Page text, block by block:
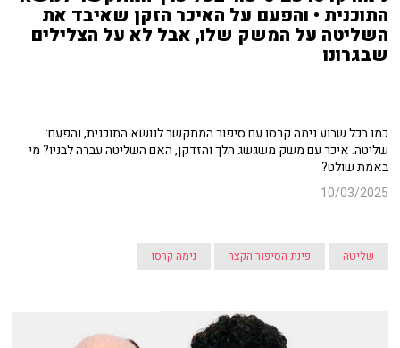
התוכנית • והפעם על האיכר הזקן שאיבד את
השליטה על המשק שלו, אבל לא על הצלילים
שבגרונו
כמו בכל שבוע נימה קרסו עם סיפור המתקשר לנושא התוכנית, והפעם:
שליטה. איכר עם משק משגשג הלך והזדקן, האם השליטה עברה לבניו? מי
באמת שולט?
10/03/2025
שליטה פינת הסיפור הקצר נימה קרסו